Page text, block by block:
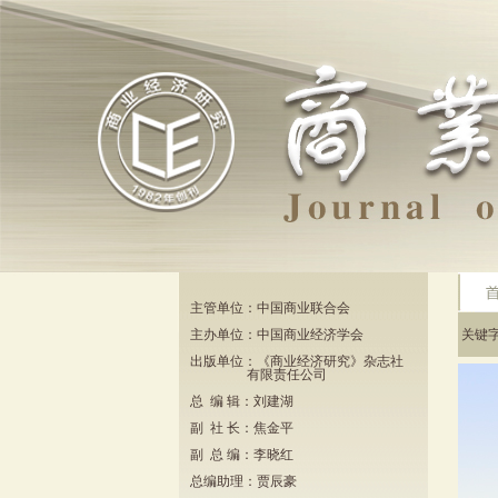
主管单位：中国商业联合会
主办单位：中国商业经济学会
出版单位：《商业经济研究》杂志社
有限责任公司
总 编 辑：刘建湖
副 社 长：焦金平
副 总 编：李晓红
总编助理：贾辰豪
关键